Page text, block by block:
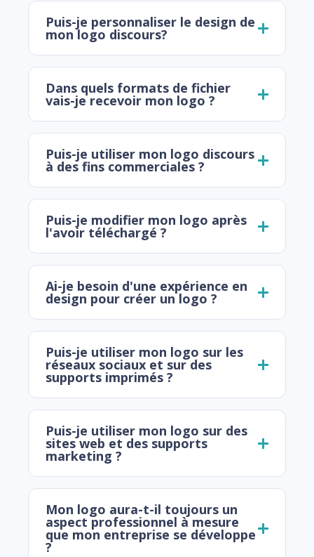
Puis-je personnaliser le design de
mon logo discours?
Dans quels formats de fichier
vais-je recevoir mon logo ?
Puis-je utiliser mon logo discours
à des fins commerciales ?
Puis-je modifier mon logo après
l'avoir téléchargé ?
Ai-je besoin d'une expérience en
design pour créer un logo ?
Puis-je utiliser mon logo sur les
réseaux sociaux et sur des
supports imprimés ?
Puis-je utiliser mon logo sur des
sites web et des supports
marketing ?
Mon logo aura-t-il toujours un
aspect professionnel à mesure
que mon entreprise se développe
?